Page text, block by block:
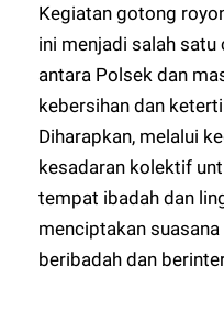
Kegiatan gotong
ini menjadi salah
antara Polsek dan
kebersihan dan
Diharapkan, melalui
kesadaran kolektif
tempat ibadah dan
menciptakan
beribadah dan